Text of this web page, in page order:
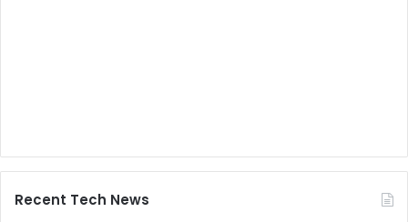
Recent Tech News